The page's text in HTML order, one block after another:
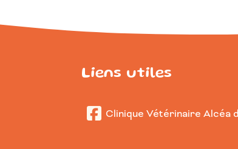
Liens utiles
Clinique Vétérinaire Alcéa